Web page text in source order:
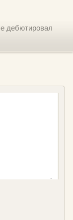
дебютировал